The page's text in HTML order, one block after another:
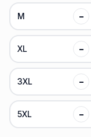
M −
XL −
3XL −
5XL −